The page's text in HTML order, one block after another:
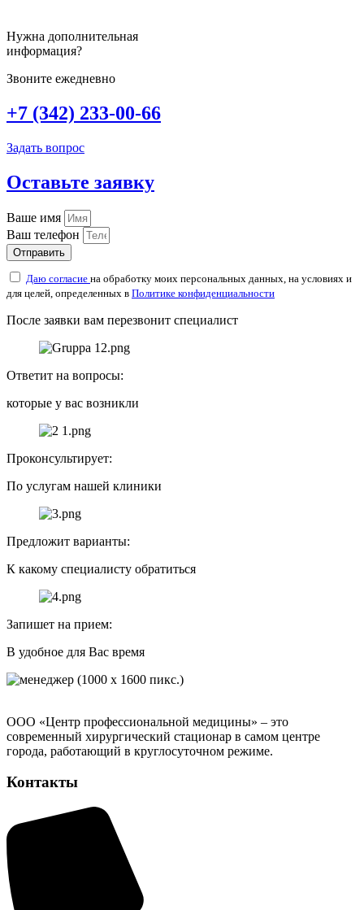
Нужна дополнительная
информация?
Звоните ежедневно
+7 (342) 233-00-66
Задать вопрос
Оставьте заявку
Ваше имя
Ваш телефон
Даю согласие на обработку моих персональных данных, на условиях и
для целей, определенных в Политике конфиденциальности
Отправить
После заявки вам перезвонит специалист
Ответит на вопросы:
которые у вас возникли
Проконсультирует:
По услугам нашей клиники
Предложит варианты:
К какому специалисту обратиться
Запишет на прием:
В удобное для Вас время
ООО «Центр профессиональной медицины» – это
современный хирургический стационар в самом центре
города, работающий в круглосуточном режиме.
Контакты